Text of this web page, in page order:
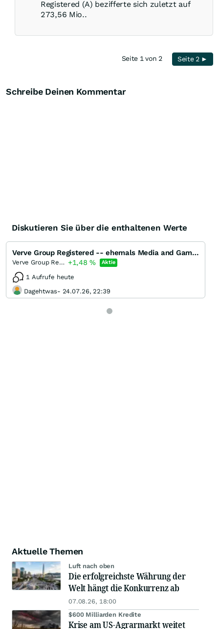
Registered (A) bezifferte sich zuletzt auf
273,56 Mio..
Seite 1 von 2 Seite 2 ►
Schreibe Deinen Kommentar
Diskutieren Sie über die enthaltenen Werte
Verve Group Registered -- ehemals Media and Games Invest Registered (A)
Verve Group Registered (A) +1,48% Aktie
1 Aufrufe heute
Dagehtwas- 24.07.26, 22:39
Aktuelle Themen
Luft nach oben
Die erfolgreichste Währung der
Welt hängt die Konkurrenz ab
07.08.26, 18:00
$600 Milliarden Kredite
Krise am US-Agrarmarkt weitet